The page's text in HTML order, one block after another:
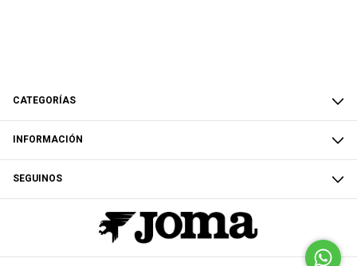
CATEGORÍAS
INFORMACIÓN
SEGUINOS